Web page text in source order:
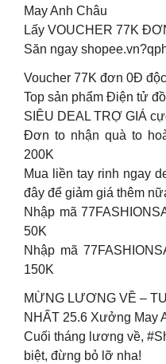
May Anh Châu
Lấy VOUCHER 77K
Săn ngay
Voucher 77K đơn 0Đ
Top sản phẩm Điện tử
SIÊU DEAL TRỢ GIÁ
Đơn to nhận quà to
200K
Mua liền tay rinh ngay
đây để giảm giá thêm
Nhập mã
50K
Nhập mã
150K
MỪNG LƯƠNG VỀ –
NHẤT 25.6 Xưởng May
Cuối tháng lương về,
biệt, đừng bỏ lỡ nha!